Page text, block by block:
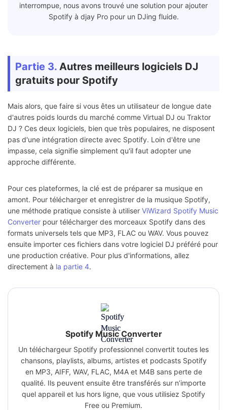
interrompue, nous avons trouvé une solution pour ajouter
Spotify à djay Pro pour un DJing fluide.
Partie 3. Autres meilleurs logiciels DJ
gratuits pour Spotify
Mais alors, que faire si vous êtes un utilisateur de longue date
d'autres poids lourds du marché comme Virtual DJ ou Traktor
DJ ? Ces deux logiciels, bien que très populaires, ne disposent
pas d'une intégration directe avec Spotify. Loin d'être une
impasse, cela signifie simplement qu'il faut adopter une
approche différente.
Pour ces plateformes, la clé est de préparer sa musique en
amont. Pour télécharger et enregistrer de la musique Spotify,
une méthode pratique consiste à utiliser ViWizard Spotify Music
Converter pour télécharger des morceaux Spotify dans des
formats universels tels que MP3, FLAC ou WAV. Vous pouvez
ensuite importer ces fichiers dans votre logiciel DJ préféré pour
une production créative. Pour plus d'informations, allez
directement à la partie 4.
Spotify Music Converter
Un téléchargeur Spotify professionnel convertit toutes les
chansons, playlists, albums, artistes et podcasts Spotify
en MP3, AIFF, WAV, FLAC, M4A et M4B sans perte de
qualité. Ils peuvent ensuite être transférés sur n’importe
quel appareil et lus hors ligne, que vous utilisiez Spotify
Free ou Premium.